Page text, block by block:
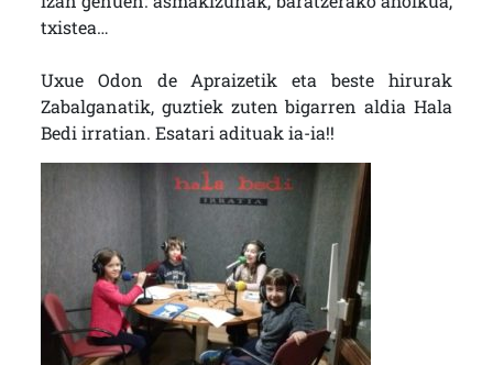
txistea…
Uxue Odon de Apraizetik eta beste hirurak
Zabalganatik, guztiek zuten bigarren aldia Hala
Bedi irratian. Esatari adituak ia-ia!!